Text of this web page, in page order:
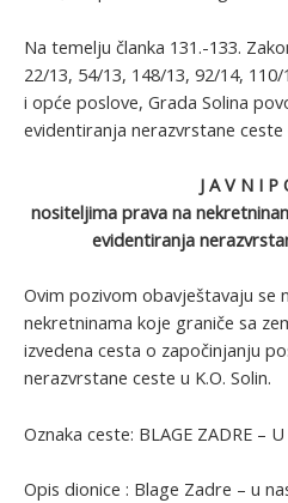
Na temelju članka 131.-133.
22/13, 54/13, 148/13, 92/14,
i opće poslove, Grada Solina
evidentiranja nerazvrstane
J A V N I P
nositeljima prava na
evidentiranja
Ovim pozivom obavještavaju se
nekretninama koje graniče sa
izvedena cesta o započinjanju
nerazvrstane ceste u K.O. Solin.
Oznaka ceste: BLAGE ZADRE – U
Opis dionice : Blage Zadre – u